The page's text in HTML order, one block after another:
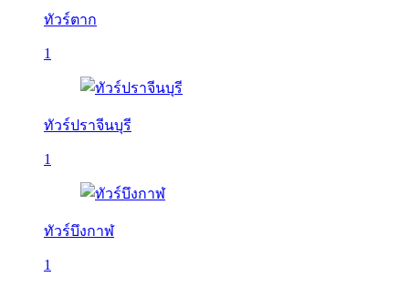
ทัวร์ตาก
1
ทัวร์ปราจีนบุรี
1
ทัวร์บึงกาฬ
1